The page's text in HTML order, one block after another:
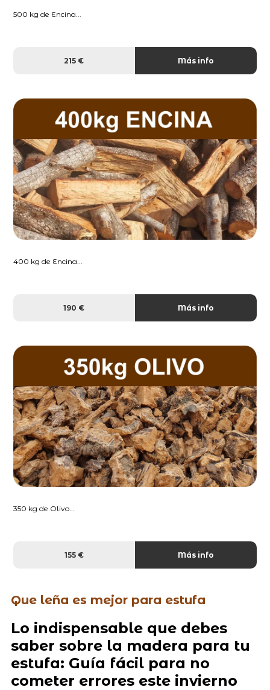
500 kg de Encina...
215 € Más info
400 kg de Encina...
190 € Más info
350 kg de Olivo...
155 € Más info
Que leña es mejor para estufa
Lo indispensable que debes
saber sobre la madera para tu
estufa: Guía fácil para no
cometer errores este invierno